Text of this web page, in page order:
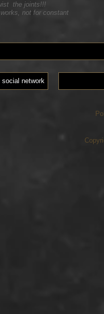
the joints!!!
not for constant